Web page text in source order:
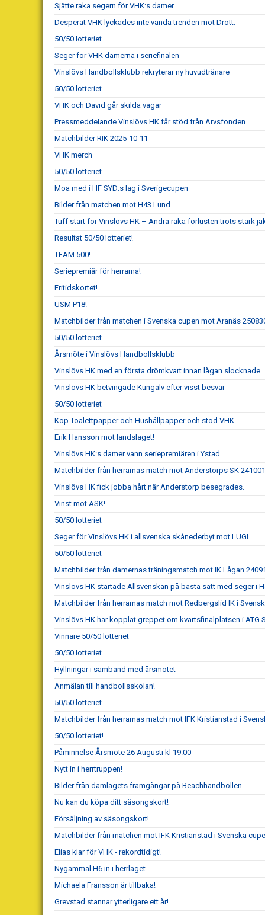
Sjätte raka segern för VHK:s damer
Desperat VHK lyckades inte vända trenden mot Drott.
50/50 lotteriet
Seger för VHK damerna i seriefinalen
Vinslövs Handbollsklubb rekryterar ny huvudtränare
50/50 lotteriet
VHK och David går skilda vägar
Pressmeddelande Vinslövs HK får stöd från Arvsfonden
Matchbilder RIK 2025-10-11
VHK merch
50/50 lotteriet
Moa med i HF SYD:s lag i Sverigecupen
Bilder från matchen mot H43 Lund
Tuff start för Vinslövs HK – Andra raka förlusten trots stark
Resultat 50/50 lotteriet!
TEAM 500!
Seriepremiär för herrarna!
Fritidskortet!
USM P18!
Matchbilder från matchen i Svenska cupen mot Aranäs
50/50 lotteriet
Årsmöte i Vinslövs Handbollsklubb
Vinslövs HK med en första drömkvart innan lågan slocknade
Vinslövs HK betvingade Kungälv efter visst besvär
50/50 lotteriet
Köp Toalettpapper och Hushållpapper och stöd VHK
Erik Hansson mot landslaget!
Vinslövs HK:s damer vann seriepremiären i Ystad
Matchbilder från herrarnas match mot Anderstorps SK 241001
Vinslövs HK fick jobba hårt när Anderstorp besegrades.
Vinst mot ASK!
50/50 lotteriet
Seger för Vinslövs HK i allsvenska skånederbyt mot LUGI
50/50 lotteriet
Matchbilder från damernas träningsmatch mot IK Lågan
Vinslövs HK startade Allsvenskan på bästa sätt med seger i
Matchbilder från herrarnas match mot Redbergslid IK i
Vinslövs HK har kopplat greppet om kvartsfinalplatsen i ATG
Vinnare 50/50 lotteriet
50/50 lotteriet
Hyllningar i samband med årsmötet
Anmälan till handbollsskolan!
50/50 lotteriet
Matchbilder från herrarnas match mot IFK Kristianstad i
50/50 lotteriet!
Påminnelse Årsmöte 26 Augusti kl 19.00
Nytt in i herrtruppen!
Bilder från damlagets framgångar på Beachhandbollen
Nu kan du köpa ditt säsongskort!
Försäljning av säsongskort!
Matchbilder från matchen mot IFK Kristianstad i Svenska
Elias klar för VHK - rekordtidigt!
Nygammal H6 in i herrlaget
Michaela Fransson är tillbaka!
Grevstad stannar ytterligare ett år!